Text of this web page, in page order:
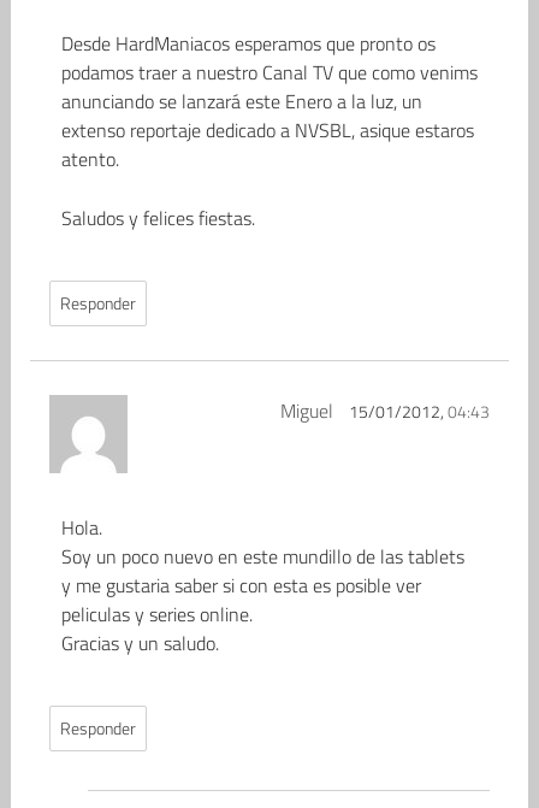
Desde HardManiacos esperamos que pronto os
podamos traer a nuestro Canal TV que como venims
anunciando se lanzará este Enero a la luz, un
extenso reportaje dedicado a NVSBL, asique estaros
atento.
Saludos y felices fiestas.
Responder
Miguel 15/01/2012,04:43
Hola.
Soy un poco nuevo en este mundillo de las tablets
y me gustaria saber si con esta es posible ver
peliculas y series online.
Gracias y un saludo.
Responder